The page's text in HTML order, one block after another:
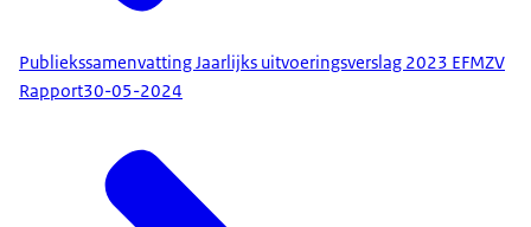
Publiekssamenvatting Jaarlijks uitvoeringsverslag 2023 EFMZV
Rapport30-05-2024